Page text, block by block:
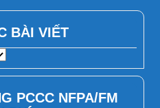
BÀI VIẾT
PCCC NFPA/FM